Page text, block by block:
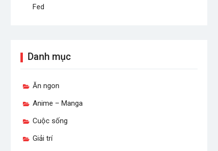
Fed
Danh mục
Ăn ngon
Anime – Manga
Cuộc sống
Giải trí